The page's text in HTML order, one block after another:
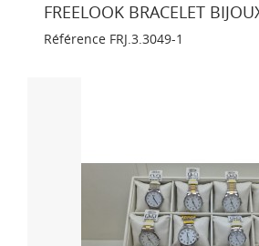
FREELOOK BRACELET
Référence FRJ.3.3049-1